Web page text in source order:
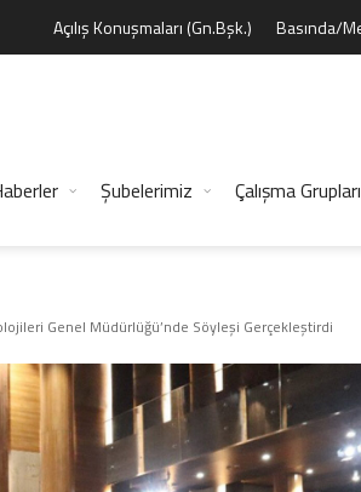
Açılış Konuşmaları (Gn.Bşk.) Basında/
Şubelerimiz Çalışma Grupları
Genel Müdürlüğü’nde Söyleşi Gerçekleştirdi